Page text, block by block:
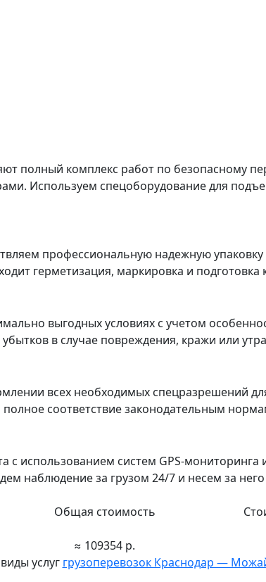
полный комплекс работ по безопасному
Используем спецоборудование для
профессиональную надежную
герметизация, маркировка и
выгодных условиях с учетом
в случае повреждения, кражи или
всех необходимых спецразрешений
полное соответствие законодательным
с использованием систем GPS-
наблюдение за грузом 24/7 и несем за
Общая стоимость
≈ 109354 р.
услуг грузоперевозок Краснодар —